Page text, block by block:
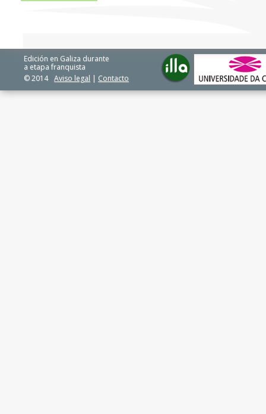
Edición en Galiza durante
a etapa franquista
© 2014 Aviso legal | Contacto